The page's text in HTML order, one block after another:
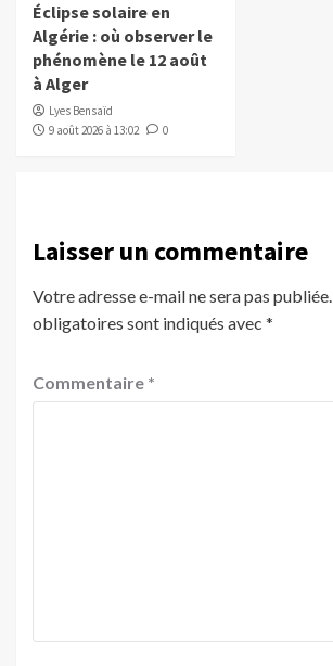
Éclipse solaire en
Algérie : où observer le
phénomène le 12 août
à Alger
Lyes Bensaïd
9 août 2026 à 13:02
0
Laisser un commentaire
Votre adresse e-mail ne sera pas publiée.
obligatoires sont indiqués avec *
Commentaire *